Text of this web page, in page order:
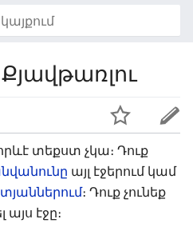
տեքստ չկա։ Դուք
այլ էջերում կամ
։ Դուք չունեք
այս էջը։